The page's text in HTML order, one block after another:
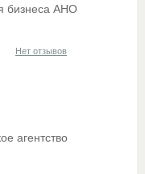
бизнеса АНО
Нет отзывов
агентство